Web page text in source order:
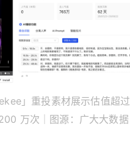
」重投素材展示估值超过
万次｜图源：广大大数据